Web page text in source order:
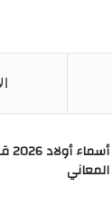
المعاني